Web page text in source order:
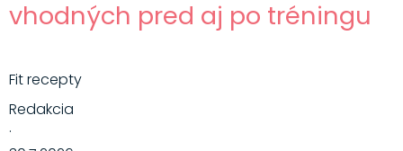
vhodných pred aj po tréningu
Fit recepty
Redakcia
·